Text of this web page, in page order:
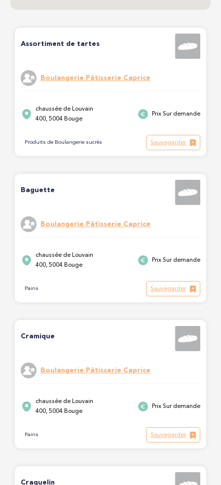
Assortiment de tartes
Boulangerie Pâtisserie Caprice
chaussée de Louvain
400, 5004 Bouge
Prix Sur demande
Produits de Boulangerie sucrés Sauvegarder
Baguette
Boulangerie Pâtisserie Caprice
chaussée de Louvain
400, 5004 Bouge
Prix Sur demande
Pains Sauvegarder
Cramique
Boulangerie Pâtisserie Caprice
chaussée de Louvain
400, 5004 Bouge
Prix Sur demande
Pains Sauvegarder
Craquelin